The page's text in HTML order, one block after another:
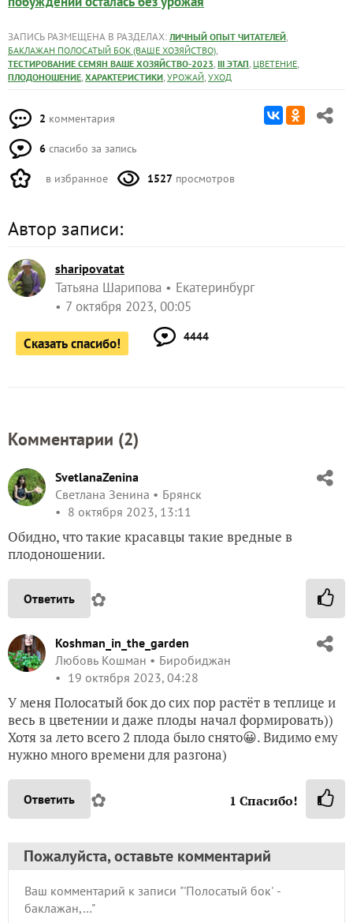
ЗАПИСЬ РАЗМЕЩЕНА В РАЗДЕЛАХ: ЛИЧНЫЙ ОПЫТ ЧИТАТЕЛЕЙ,
БАКЛАЖАН ПОЛОСАТЫЙ БОК (ВАШЕ ХОЗЯЙСТВО),
ТЕСТИРОВАНИЕ СЕМЯН ВАШЕ ХОЗЯЙСТВО-2023, III ЭТАП, ЦВЕТЕНИЕ,
ПЛОДОНОШЕНИЕ, ХАРАКТЕРИСТИКИ, УРОЖАЙ, УХОД
2 комментария
6 спасибо за запись
в избранное 1527 просмотров
Автор записи:
sharipovatat
Татьяна Шарипова
Екатеринбург
7 октября 2023, 00:05
Сказать спасибо! 4444
Комментарии (2)
SvetlanaZenina
Светлана Зенина
Брянск
8 октября 2023, 13:11
Обидно, что такие красавцы такие вредные в
плодоношении.
Ответить ✿
Koshman_in_the_garden
Любовь Кошман
Биробиджан
19 октября 2023, 04:28
У меня Полосатый бок до сих пор растёт в теплице и
весь в цветении и даже плоды начал формировать))
Хотя за лето всего 2 плода было снято😀. Видимо ему
нужно много времени для разгона)
Ответить ✿ 1 Спасибо!
Пожалуйста, оставьте комментарий